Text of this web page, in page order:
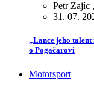
Petr Zajíc ,
31. 07.
„Lance jeho
o Pogačarovi
Motorsport